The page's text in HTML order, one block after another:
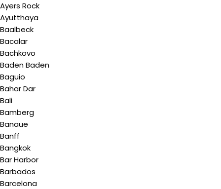
Ayers Rock
Ayutthaya
Baalbeck
Bacalar
Bachkovo
Baden Baden
Baguio
Bahar Dar
Bali
Bamberg
Banaue
Banff
Bangkok
Bar Harbor
Barbados
Barcelona